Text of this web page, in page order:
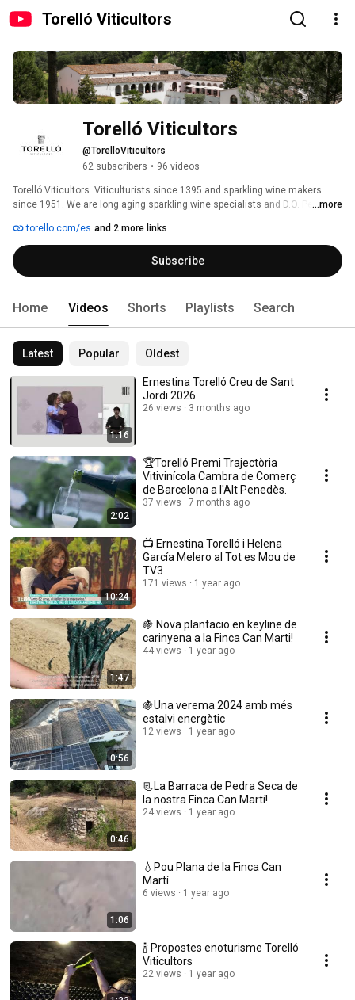
Torelló Viticultors
Torelló Viticultors
@TorelloViticultors
62 subscribers • 96 videos
Torelló Viticultors. Viticulturists since 1395 and sparkling wine makers
since 1951. We are long aging sparkling wine specialists and D.O. Penedès
...more
torello.com/es and 2 more links
Subscribe
Home Videos Shorts Playlists Search
Latest Popular Oldest
1:16
Ernestina Torelló Creu de Sant
Jordi 2026
26 views 3 months ago
2:02
🏆Torelló Premi Trajectòria
Vitivinícola Cambra de Comerç
de Barcelona a l'Alt Penedès.
37 views 7 months ago
10:24
📺 Ernestina Torelló i Helena
García Melero al Tot es Mou de
TV3
171 views 1 year ago
1:47
🍇 Nova plantacio en keyline de
carinyena a la Finca Can Marti!
44 views 1 year ago
0:56
🍇Una verema 2024 amb més
estalvi energètic
12 views 1 year ago
0:46
📃La Barraca de Pedra Seca de
la nostra Finca Can Martí!
24 views 1 year ago
1:06
💧Pou Plana de la Finca Can
Martí
6 views 1 year ago
🍾 Propostes enoturisme Torelló
Viticultors
22 views 1 year ago